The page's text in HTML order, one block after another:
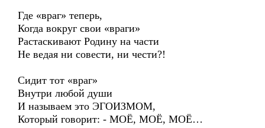
Где «враг» теперь,
Когда вокруг свои «враги»
Растаскивают Родину на части
Не ведая ни совести, ни чести?!
Сидит тот «враг»
Внутри любой души
И называем это ЭГОИЗМОМ,
Который говорит: - МОЁ, МОЁ, МОЁ…